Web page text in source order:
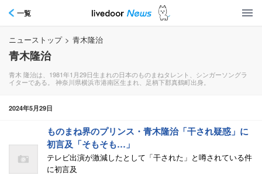
一覧
ニューストップ > 青木隆治
青木隆治
青木 隆治は、1981年1月29日生まれの日本のものまねタレント、シンガーソングラ
イターである。 神奈川県横浜市港南区生まれ、足柄下郡真鶴町出身。
2024年5月29日
ものまね界のプリンス・青木隆治「干され疑惑」に
初言及「そもそも…」
テレビ出演が激減したとして「干された」と噂されている件
に初言及